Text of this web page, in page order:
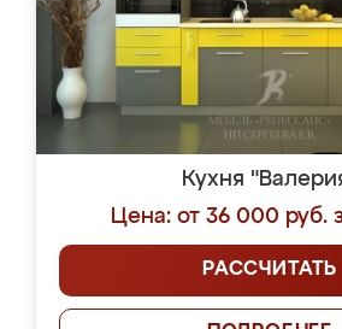
Кухня
Цена: от 36 000 руб.
РАССЧИТАТЬ